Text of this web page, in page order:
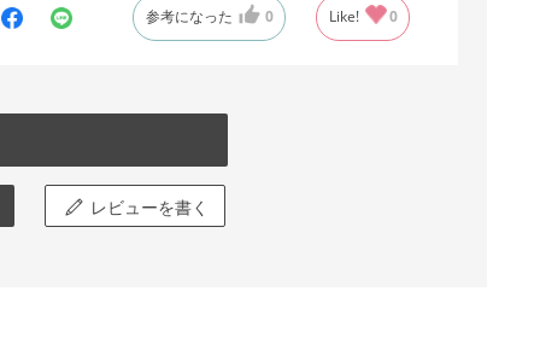
参考になった 0 Like! 0
レビューを書く